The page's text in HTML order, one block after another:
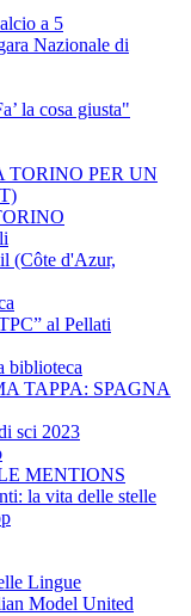
a 5
Nazionale di
la cosa giusta"
TORINO PER UN
(Côte d'Azur,
al Pellati
biblioteca
TAPPA: SPAGNA
sci 2023
MENTIONS
la vita delle stelle
Lingue
Model United